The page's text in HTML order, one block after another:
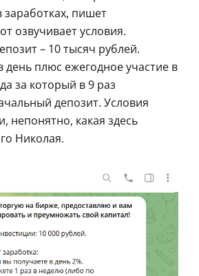
заработках, пишет
озвучивает условия.
– 10 тысяч рублей.
день плюс ежегодное участие в
за который в 9 раз
депозит. Условия
непонятно, какая здесь
Николая.